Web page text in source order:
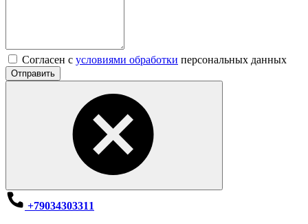
Согласен с условиями обработки персональных данных
Отправить
+79034303311